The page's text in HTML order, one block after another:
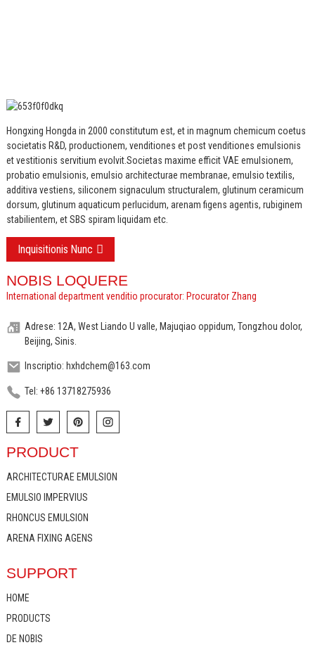
Hongxing Hongda in 2000 constitutum est, et in magnum chemicum coetus
societatis R&D, productionem, venditiones et post venditiones emulsionis
et vestitionis servitium evolvit.Societas maxime efficit VAE emulsionem,
probatio emulsionis, emulsio architecturae membranae, emulsio textilis,
additiva vestiens, siliconem signaculum structuralem, glutinum ceramicum
dorsum, glutinum aquaticum perlucidum, arenam figens agentis, rubiginem
stabilientem, et SBS spiram liquidam etc.
Inquisitionis Nunc
NOBIS LOQUERE
International department venditio procurator: Procurator Zhang
Adrese: 12A, West Liando U valle, Majuqiao oppidum, Tongzhou dolor,
Beijing, Sinis.
Inscriptio: hxhdchem@163.com
Tel: +86 13718275936
PRODUCT
ARCHITECTURAE EMULSION
EMULSIO IMPERVIUS
RHONCUS EMULSION
ARENA FIXING AGENS
SUPPORT
HOME
PRODUCTS
DE NOBIS